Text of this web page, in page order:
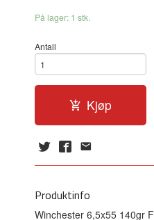
På lager: 1 stk.
Antall
Kjøp
Produktinfo
Winchester 6,5x55 140gr